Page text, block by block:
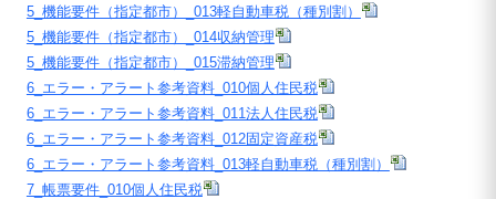
5_機能要件（指定都市）_013軽自動車税（種別割）
5_機能要件（指定都市）_014収納管理
5_機能要件（指定都市）_015滞納管理
6_エラー・アラート参考資料_010個人住民税
6_エラー・アラート参考資料_011法人住民税
6_エラー・アラート参考資料_012固定資産税
6_エラー・アラート参考資料_013軽自動車税（種別割）
7_帳票要件_010個人住民税